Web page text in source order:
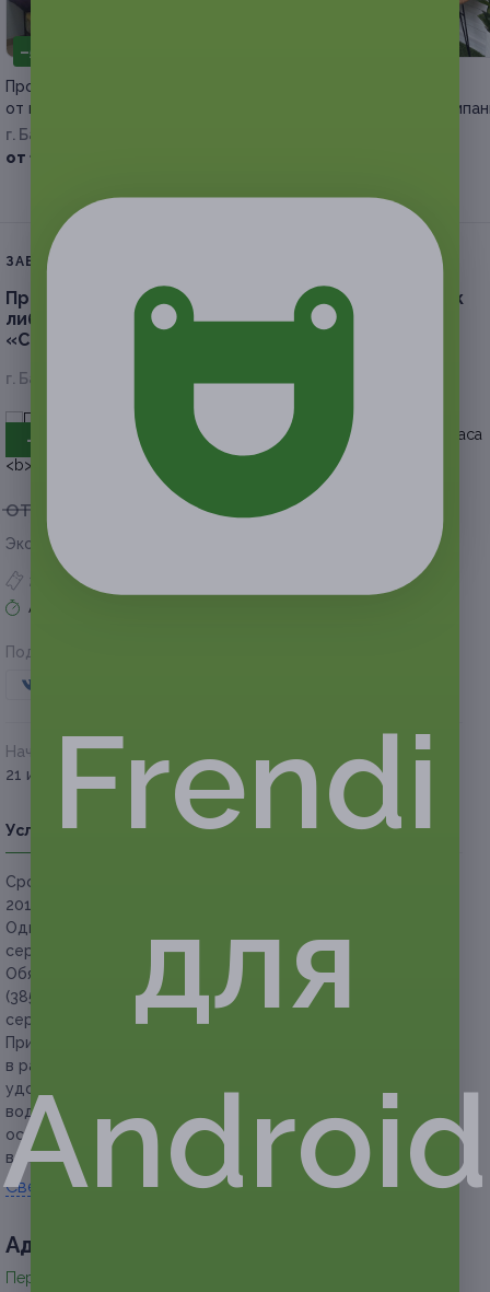
–50%
Процедуры по коррекции фигуры
от мастера Виктории Колядиной
г. Барнаул
от 175 руб.
и видеосъемка от
ЗАВЕРШЁННАЯ АКЦИЯ
Прокат велосипеда или лонгборда на 1, 2, 3 суток
либо прокат роликов на 1, 2, 3 часа от компании
«Снег-Boardshop».
г. Барнаул, пр-т Ленина, д. 54В
- 50%
от 100 руб. от 50 руб.
Экономия от 50 руб.
2 купона куплено
Акция завершена
Поделиться с друзьями
Начало действия
21 июля 2018 г.
21 октября 2018 г.
Условия Описание Гарантии Адреса Вопросы
Срок действия сертификатов:
2018 г. (включительно).
Один человек может купить неограниченное количество
сертификатов для себя или в подарок.
Обязательна предварительная запись по телефонам: +7
(3852) 53-23-71, +7 (913) 247-31-22 с сообщением номера
сертификата.
При посещении обязательно предъявляйте сертификат
в распечатанном или электронном виде и документ,
удостоверяющий личность (паспорт, загранпаспорт или
водительское удостоверение), который необходимо
оставить в залог (из расчета один документ — один
велосипед).
Свернуть
Адресa
Перейти на сайт партнера
Frendi
для
Android